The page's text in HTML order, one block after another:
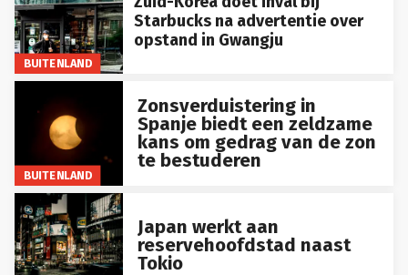
BUITENLAND
Starbucks na advertentie over
opstand in Gwangju
BUITENLAND
Zonsverduistering in
Spanje biedt een zeldzame
kans om gedrag van de zon
te bestuderen
Japan werkt aan
reservehoofdstad naast
Tokio